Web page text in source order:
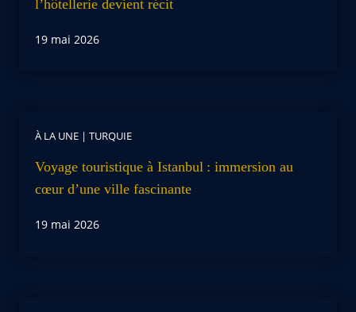
l’hôtellerie devient récit
19 mai 2026
À LA UNE | TURQUIE
Voyage touristique à Istanbul : immersion au
cœur d’une ville fascinante
19 mai 2026